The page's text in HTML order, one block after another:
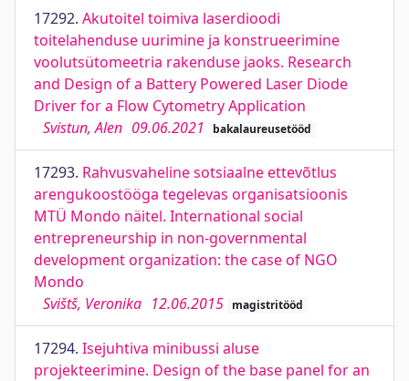
17292. Akutoitel toimiva laserdioodi
toitelahenduse uurimine ja konstrueerimine
voolutsütomeetria rakenduse jaoks. Research
and Design of a Battery Powered Laser Diode
Driver for a Flow Cytometry Application
Svistun, Alen 09.06.2021 bakalaureusetööd
17293. Rahvusvaheline sotsiaalne ettevõtlus
arengukoostööga tegelevas organisatsioonis
MTÜ Mondo näitel. International social
entrepreneurship in non-governmental
development organization: the case of NGO
Mondo
Svištš, Veronika 12.06.2015 magistritööd
17294. Isejuhtiva minibussi aluse
projekteerimine. Design of the base panel for an